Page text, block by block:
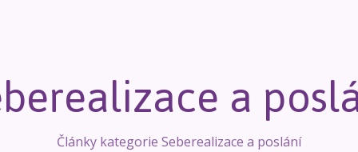
a
Články kategorie Seberealizace a poslání